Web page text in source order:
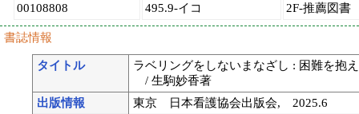
00108808 495.9-イコ 2F-推薦図書
書誌情報
タイトル
ラベリングをしないまなざし : 困難を抱
/ 生駒妙香著
出版情報
東京 日本看護協会出版会, 2025.6